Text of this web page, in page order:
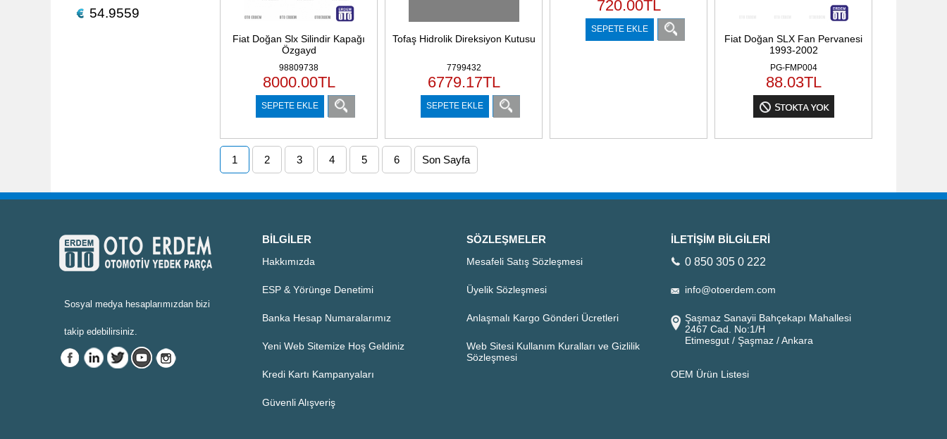
54.9559
Fiat Doğan Slx Silindir Kapağı
Özgayd
98809738
8000.00TL
SEPETE EKLE
Tofaş Hidrolik Direksiyon Kutusu
7799432
6779.17TL
SEPETE EKLE
720.00TL
SEPETE EKLE
Fiat Doğan SLX Fan Pervanesi
1993-2002
PG-FMP004
88.03TL
1 2 3 4 5 6 Son Sayfa
Sosyal medya hesaplarımızdan bizi
takip edebilirsiniz.
BILGILER
Hakkımızda
ESP & Yörünge Denetimi
Banka Hesap Numaralarımız
Yeni Web Sitemize Hoş Geldiniz
Kredi Kartı Kampanyaları
Güvenli Alışveriş
SÖZLEŞMELER
Mesafeli Satış Sözleşmesi
Üyelik Sözleşmesi
Anlaşmalı Kargo Gönderi Ücretleri
Web Sitesi Kullanım Kuralları ve Gizlilik
Sözleşmesi
İLETİŞİM BİLGİLERİ
0 850 305 0 222
info@otoerdem.com
Şaşmaz Sanayii Bahçekapı Mahallesi
2467 Cad. No:1/H
Etimesgut / Şaşmaz / Ankara
OEM Ürün Listesi